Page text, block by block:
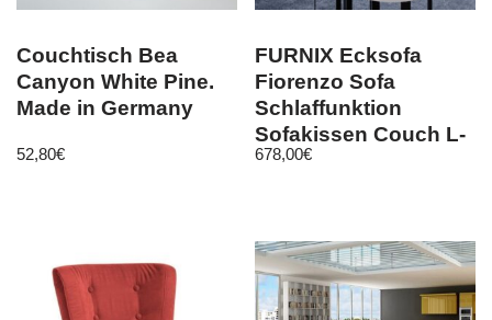
Couchtisch Bea
Canyon White Pine.
Made in Germany
52,80€
FURNIX Ecksofa
Fiorenzo Sofa
Schlaffunktion
Sofakissen Couch L-
Form MA 120-KR 7
678,00€